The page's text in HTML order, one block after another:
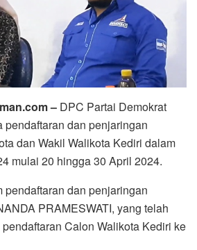
– DPC Partai Demokrat
pendaftaran dan penjaringan
dan Wakil Walikota Kediri dalam
mulai 20 hingga 30 April 2024.
pendaftaran dan penjaringan
PRAMESWATI, yang telah
Calon Walikota Kediri ke